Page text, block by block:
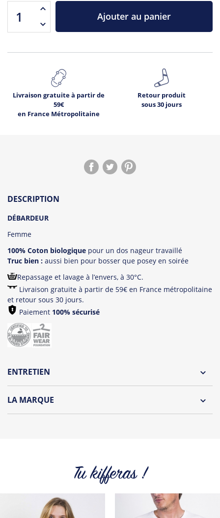
Ajouter au panier
Livraison gratuite à partir de
59€
en France Métropolitaine
Retour produit
sous 30 jours
DESCRIPTION
DÉBARDEUR
Femme
100% Coton biologique pour un dos nageur travaillé
Truc bien : aussi bien pour bosser que posey en soirée
Repassage et lavage à l’envers, à 30°C.
Livraison gratuite à partir de 59€ en France métropolitaine
et retour sous 30 jours.
Paiement 100% sécurisé
ENTRETIEN
LA MARQUE
Tous les produits de la marque
Tu kifferas !